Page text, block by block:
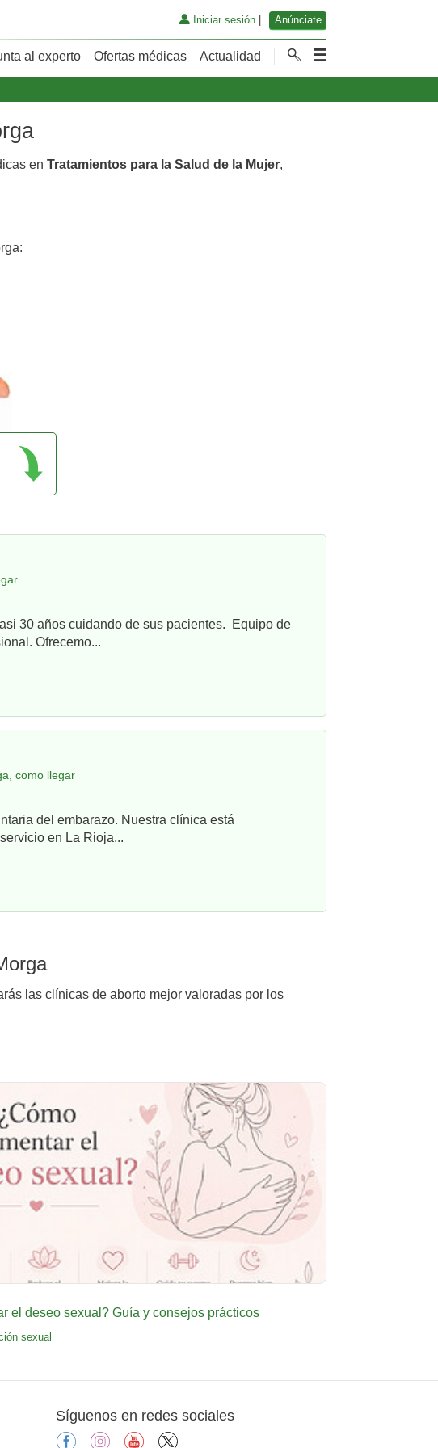
Iniciar sesión| Anúnciate
al experto Ofertas médicas Actualidad
en Tratamientos para la Salud de la Mujer,
30 años cuidando de sus pacientes. Equipo de
Ofrecemo...
como llegar
del embarazo. Nuestra clínica está
en La Rioja...
las clínicas de aborto mejor valoradas por los
el deseo sexual? Guía y consejos prácticos
sexual
Síguenos en redes sociales
facebookinstagramyoutube